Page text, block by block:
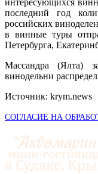
интересующихся
последний год
российских
в винные туры
Петербурга,
Массандра (Ялта)
винодельни
Источник: krym.news
СОГЛАСИЕ НА